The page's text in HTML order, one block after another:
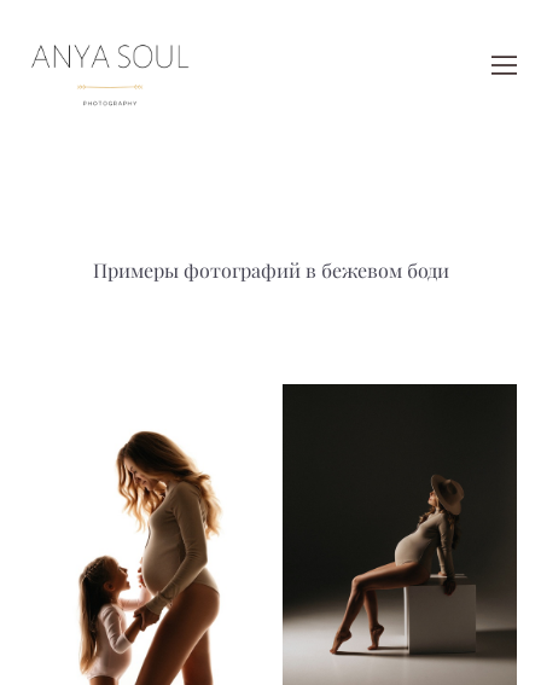
Примеры фотографий в бежевом боди